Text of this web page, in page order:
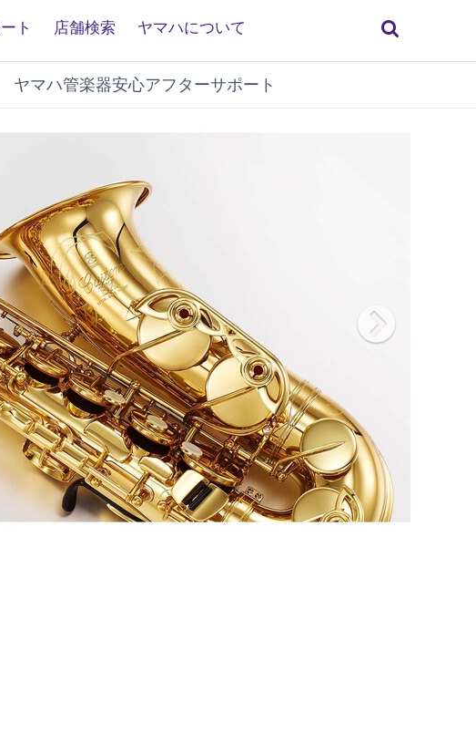
ト 店舗検索 ヤマハについて
ヤマハ管楽器安心アフターサポート